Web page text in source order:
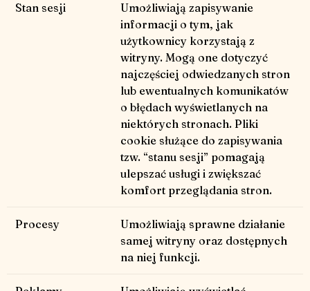
Stan sesji
Umożliwiają zapisywanie
informacji o tym, jak
użytkownicy korzystają z
witryny. Mogą one dotyczyć
najczęściej odwiedzanych stron
lub ewentualnych komunikatów
o błędach wyświetlanych na
niektórych stronach. Pliki
cookie służące do zapisywania
tzw. “stanu sesji” pomagają
ulepszać usługi i zwiększać
komfort przeglądania stron.
Procesy
Umożliwiają sprawne działanie
samej witryny oraz dostępnych
na niej funkcji.